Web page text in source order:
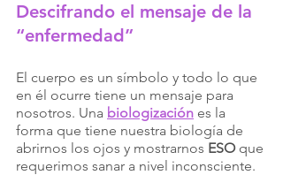
Descifrando el mensaje de la
“enfermedad”
El cuerpo es un símbolo y todo lo que
en él ocurre tiene un mensaje para
nosotros. Una biologización es la
forma que tiene nuestra biología de
abrirnos los ojos y mostrarnos ESO que
requerimos sanar a nivel inconsciente.